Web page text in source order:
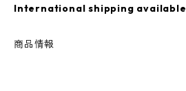
International shipping available
商品情報